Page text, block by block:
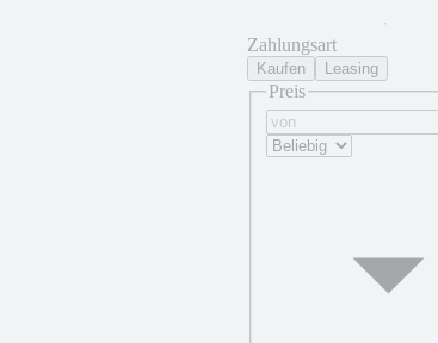
Zahlungsart
Kaufen Leasing
Preis